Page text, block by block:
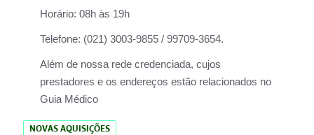
Horário: 08h às 19h
Telefone: (021) 3003-9855 / 99709-3654.
Além de nossa rede credenciada, cujos
prestadores e os endereços estão relacionados no
Guia Médico
NOVAS AQUISIÇÕES